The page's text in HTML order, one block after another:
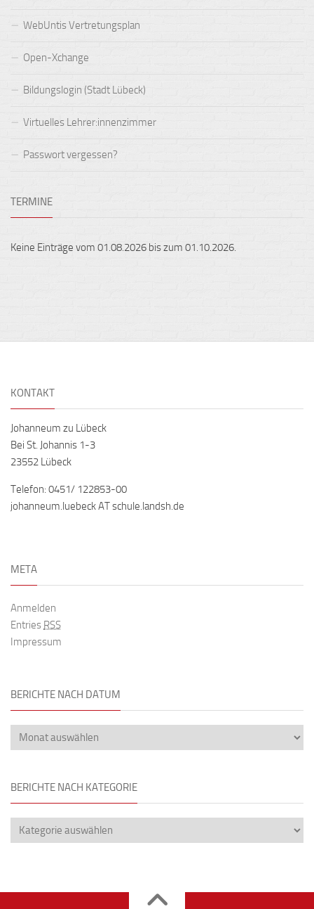
WebUntis Vertretungsplan
Open-Xchange
Bildungslogin (Stadt Lübeck)
Virtuelles Lehrer:innenzimmer
Passwort vergessen?
TERMINE
Keine Einträge vom 01.08.2026 bis zum 01.10.2026.
KONTAKT
Johanneum zu Lübeck
Bei St. Johannis 1-3
23552 Lübeck
Telefon: 0451/ 122853-00
johanneum.luebeck AT schule.landsh.de
META
Anmelden
Entries RSS
Impressum
BERICHTE NACH DATUM
BERICHTE NACH KATEGORIE